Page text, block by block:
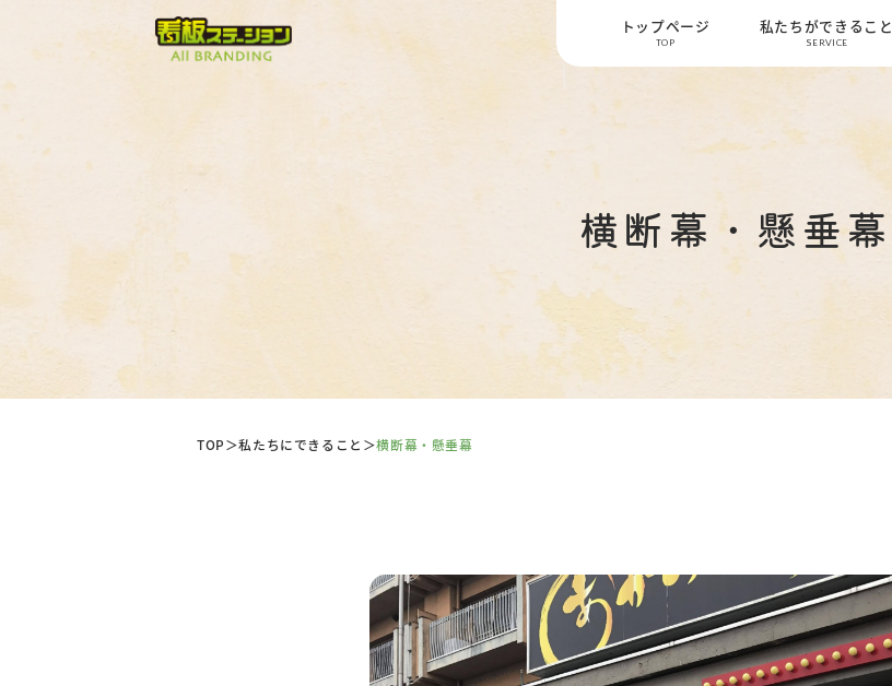
トップページ
TOP
私たちができること
SERVICE
横断幕・懸垂幕
TOP＞私たちにできること ＞横断幕・懸垂幕